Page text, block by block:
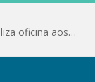
Conselho Municipal de Assistência Social realiza oficina aos servidores